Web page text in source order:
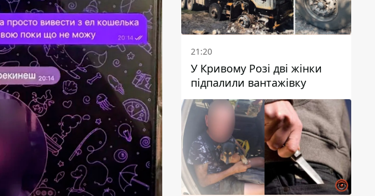
21:20
У Кривому Розі дві жінки
підпалили вантажівку